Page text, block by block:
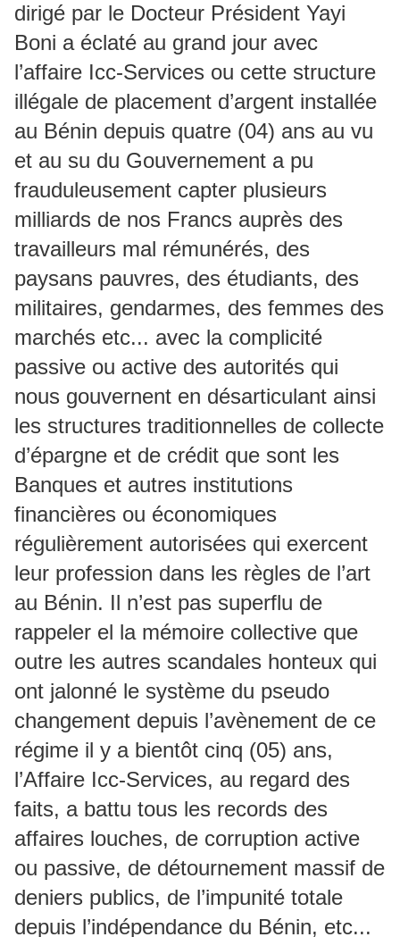
dirigé par le Docteur Président Yayi
Boni a éclaté au grand jour avec
l’affaire Icc-Services ou cette structure
illégale de placement d’argent installée
au Bénin depuis quatre (04) ans au vu
et au su du Gouvernement a pu
frauduleusement capter plusieurs
milliards de nos Francs auprès des
travailleurs mal rémunérés, des
paysans pauvres, des étudiants, des
militaires, gendarmes, des femmes des
marchés etc... avec la complicité
passive ou active des autorités qui
nous gouvernent en désarticulant ainsi
les structures traditionnelles de collecte
d’épargne et de crédit que sont les
Banques et autres institutions
financières ou économiques
régulièrement autorisées qui exercent
leur profession dans les règles de l’art
au Bénin. Il n’est pas superflu de
rappeler el la mémoire collective que
outre les autres scandales honteux qui
ont jalonné le système du pseudo
changement depuis l’avènement de ce
régime il y a bientôt cinq (05) ans,
l’Affaire Icc-Services, au regard des
faits, a battu tous les records des
affaires louches, de corruption active
ou passive, de détournement massif de
deniers publics, de l’impunité totale
depuis l’indépendance du Bénin, etc...